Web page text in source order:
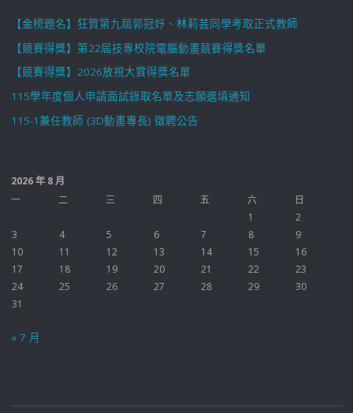
【金榜題名】狂賀第九屆郭冠妤、林莉芸同學考取正式教師
【競賽得獎】第22屆技專校院電腦動畫競賽得獎名單
【競賽得獎】2026放視大賞得獎名單
115學年度個人申請面試錄取名單及志願選填通知
115-1兼任教師 (3D動畫專長) 徵聘公告
2026 年 8 月
一
二 三 四 五 六
日
1
2
3
4 5 6 7 8
9
10
11 12 13 14 15
16
17
18 19 20 21 22
23
24
25 26 27 28 29
30
31
« 7 月